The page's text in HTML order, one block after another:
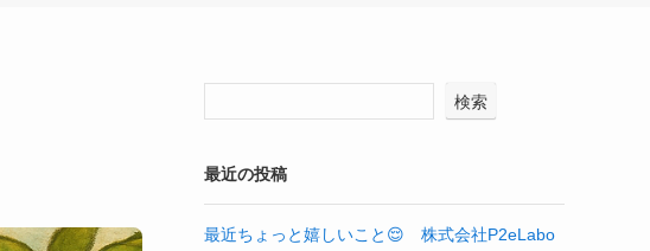
検索
最近の投稿
最近ちょっと嬉しいこと😌 株式会社P2eLabo